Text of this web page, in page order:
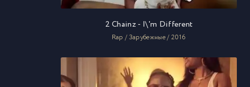
2 Chainz - I\'m Different
Rap / Зарубежные / 2016